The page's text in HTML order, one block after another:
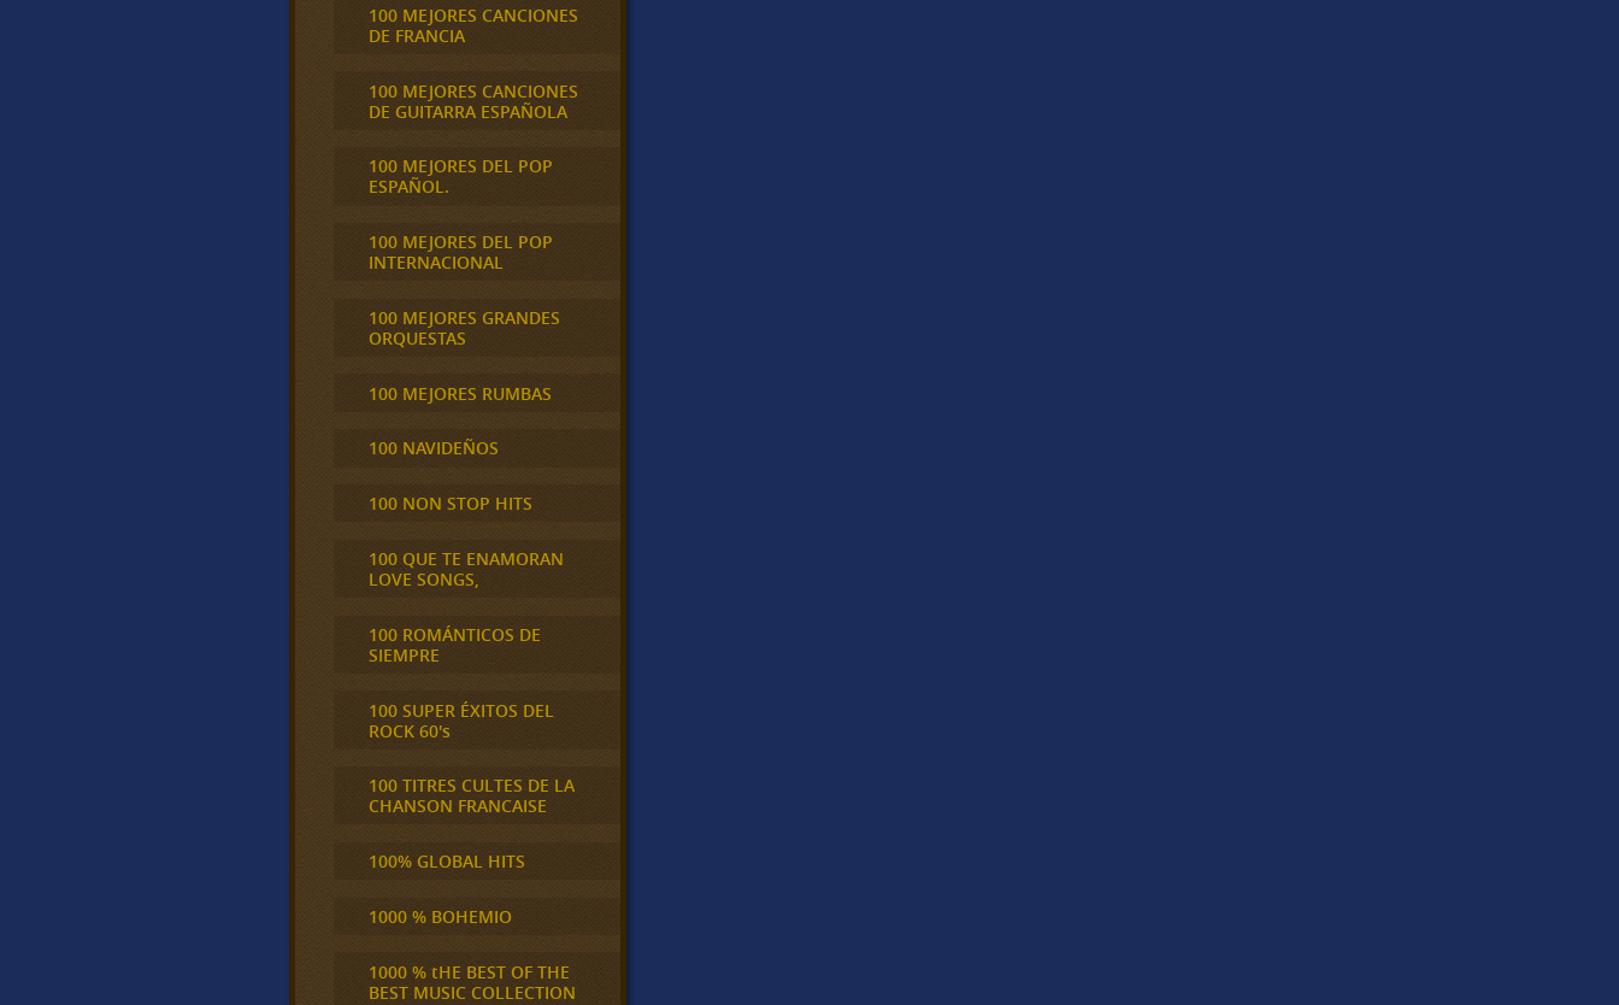
100 MEJORES CANCIONES
DE FRANCIA
100 MEJORES CANCIONES
DE GUITARRA ESPAÑOLA
100 MEJORES DEL POP
ESPAÑOL.
100 MEJORES DEL POP
INTERNACIONAL
100 MEJORES GRANDES
ORQUESTAS
100 MEJORES RUMBAS
100 NAVIDEÑOS
100 NON STOP HITS
100 QUE TE ENAMORAN
LOVE SONGS,
100 ROMÁNTICOS DE
SIEMPRE
100 SUPER ÉXITOS DEL
ROCK 60's
100 TITRES CULTES DE LA
CHANSON FRANCAISE
100% GLOBAL HITS
1000 % BOHEMIO
1000 % tHE BEST OF THE
BEST MUSIC COLLECTION